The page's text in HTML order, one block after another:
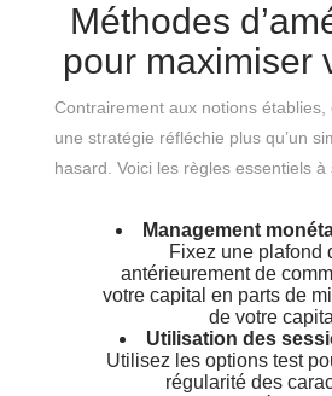
Méthodes
pour maximiser
Contrairement aux notions établies,
une stratégie réfléchie plus qu’un
hasard. Voici les règles essentiels à
Management
Fixez une plafond
antérieurement de
votre capital en parts de
de votre
Utilisation des
Utilisez les options test
régularité des